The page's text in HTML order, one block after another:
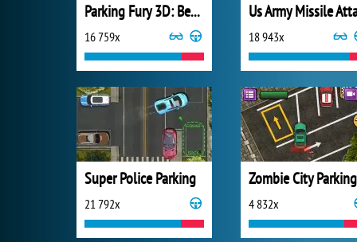
Parking Fury 3D: Beach City
16 759x 18 943x
Super Police Parking
21 792x
Zombie City Parking
4 832x